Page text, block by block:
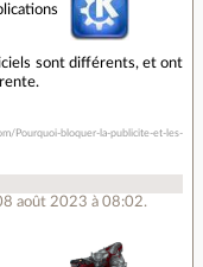
sont différents, et ont
Pourquoi-bloquer-la-publicite-et-les-
août 2023 à 08:02.